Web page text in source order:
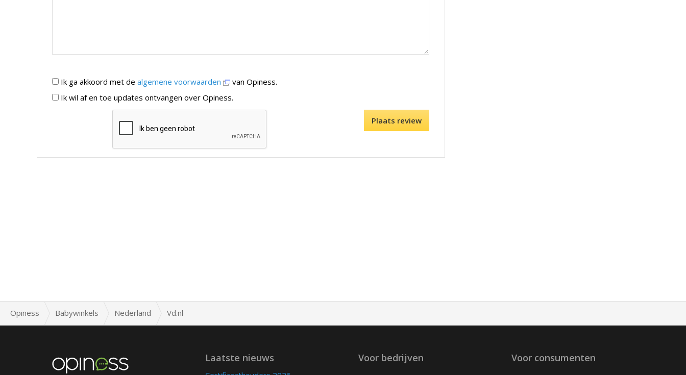
Ik ga akkoord met de algemene voorwaarden
van Opiness.
Ik wil af en toe updates ontvangen over Opiness.
Opiness Babywinkels Nederland Vd.nl
Laatste nieuws Voor bedrijven Voor consumenten